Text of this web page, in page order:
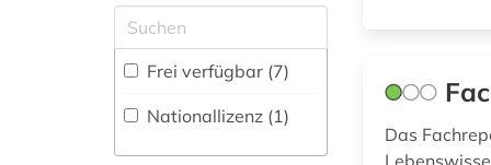
Elektrotechnik,
Elektronik,
Nachrichtentechnik (1)
Energietechnik (6)
dokumentenserver
(1)
(15)
Buchhandelsverzeichnis
Disziplinäre
Forschungsdatenrepositorien
Frei verfügbar (7)
Nationallizenz (1)
Das